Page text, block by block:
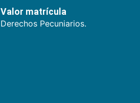
Valor matrícula
Derechos Pecuniarios.